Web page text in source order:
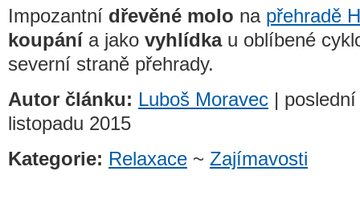
Impozantní dřevěné molo na přehradě
koupánía jako vyhlídkau oblíbené
severní straně přehrady.
Autor článku: Luboš Moravec |
listopadu 2015
Kategorie: Relaxace ~ Zajímavosti